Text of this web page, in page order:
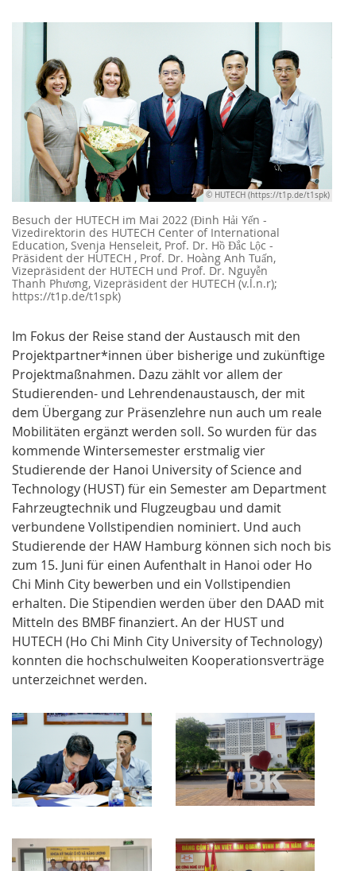
© HUTECH (https://t1p.de/t1spk)
Besuch der HUTECH im Mai 2022 (Đinh Hải Yến -
Vizedirektorin des HUTECH Center of International
Education, Svenja Henseleit, Prof. Dr. Hồ Đắc Lộc -
Präsident der HUTECH , Prof. Dr. Hoàng Anh Tuấn,
Vizepräsident der HUTECH und Prof. Dr. Nguyễn
Thanh Phương, Vizepräsident der HUTECH (v.l.n.r);
https://t1p.de/t1spk)
Im Fokus der Reise stand der Austausch mit den
Projektpartner*innen über bisherige und zukünftige
Projektmaßnahmen. Dazu zählt vor allem der
Studierenden- und Lehrendenaustausch, der mit
dem Übergang zur Präsenzlehre nun auch um reale
Mobilitäten ergänzt werden soll. So wurden für das
kommende Wintersemester erstmalig vier
Studierende der Hanoi University of Science and
Technology (HUST) für ein Semester am Department
Fahrzeugtechnik und Flugzeugbau und damit
verbundene Vollstipendien nominiert. Und auch
Studierende der HAW Hamburg können sich noch bis
zum 15. Juni für einen Aufenthalt in Hanoi oder Ho
Chi Minh City bewerben und ein Vollstipendien
erhalten. Die Stipendien werden über den DAAD mit
Mitteln des BMBF finanziert. An der HUST und
HUTECH (Ho Chi Minh City University of Technology)
konnten die hochschulweiten Kooperationsverträge
unterzeichnet werden.